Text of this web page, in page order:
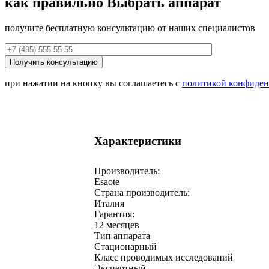
получите бесплатную консультацию от наших специалистов
при нажатии на кнопку вы соглашаетесь с политикой
Характеристики
Производитель:
Esaote
Страна производитель:
Италия
Гарантия:
12 месяцев
Тип аппарата
Стационарный
Класс проводимых исследований